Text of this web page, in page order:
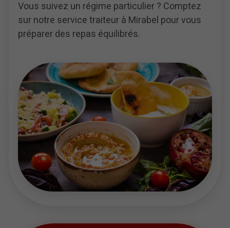
Vous suivez un régime particulier ? Comptez
sur notre service traiteur à Mirabel pour vous
préparer des repas équilibrés.